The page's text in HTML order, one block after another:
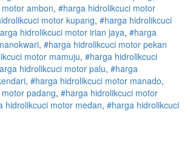
motor ambon, #harga hidrolikcuci motor
cuci motor kupang, #harga hidrolikcuci
hidrolikcuci motor irian jaya, #harga
, #harga hidrolikcuci motor pekan
cuci motor mamuju, #harga hidrolikcuci
hidrolikcuci motor palu, #harga
, #harga hidrolikcuci motor manado,
motor padang, #harga hidrolikcuci motor
hidrolikcuci motor medan, #harga hidrolikcuci